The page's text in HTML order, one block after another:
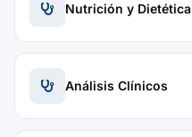
Nutrición y Dietética
Análisis Clínicos